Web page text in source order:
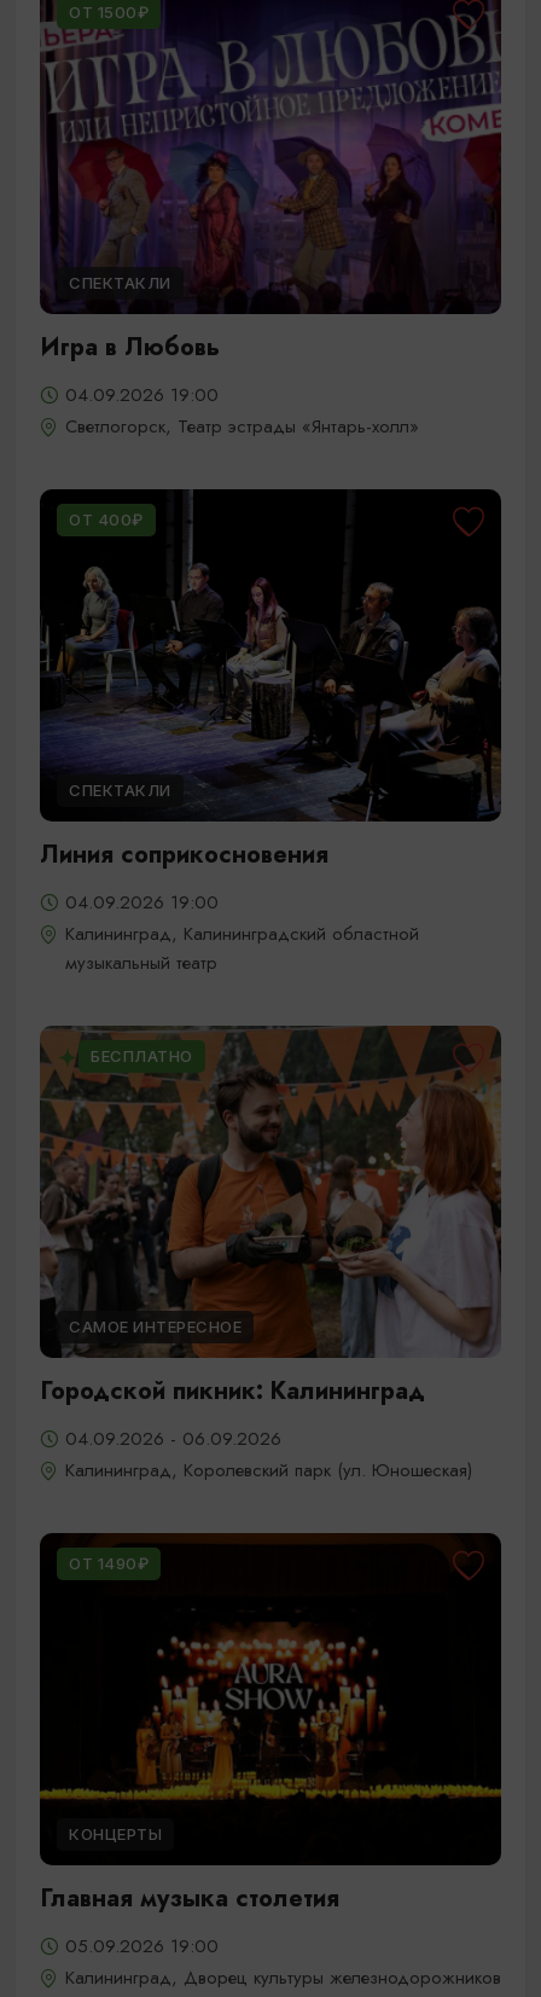
ОТ 1500₽
СПЕКТАКЛИ
Игра в Любовь
04.09.2026 19:00
Светлогорск, Театр эстрады «Янтарь-холл»
ОТ 400₽
СПЕКТАКЛИ
Линия соприкосновения
04.09.2026 19:00
Калининград, Калининградский областной
музыкальный театр
БЕСПЛАТНО
САМОЕ ИНТЕРЕСНОЕ
Городской пикник: Калининград
04.09.2026 - 06.09.2026
Калининград, Королевский парк (ул. Юношеская)
ОТ 1490₽
КОНЦЕРТЫ
Главная музыка столетия
05.09.2026 19:00
Калининград, Дворец культуры железнодорожников